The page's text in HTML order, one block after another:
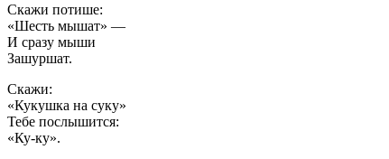
Скажи потише:
«Шесть мышат» —
И сразу мыши
Зашуршат.
Скажи:
«Кукушка на суку»
Тебе послышится:
«Ку-ку».